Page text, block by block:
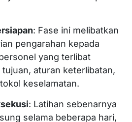
: Fase ini melibatkan
pengarahan kepada
yang terlibat
aturan keterlibatan,
keselamatan.
: Latihan sebenarnya
selama beberapa hari,